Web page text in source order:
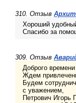
310. Отзыв
Xороший
Спасибо за
309. Отзыв
Доброго
Ждем
Будем
с уважением,
Петрович Игорь